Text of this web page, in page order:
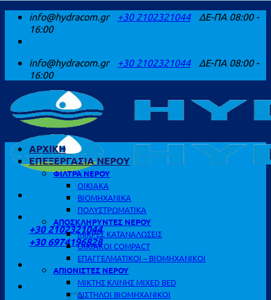
Μετάβαση
περιεχόμενο
info@hydracom.gr +30 2102321044
ΔΕ-ΠΑ 08:00 -
16:00
info@hydracom.gr +30 2102321044
ΔΕ-ΠΑ 08:00 -
16:00
ΚΑΛΕΣΤΕ ΜΑΣ
+30 2102321044
+30 6974196828
ΑΡΧΙΚΗ
ΕΠΕΞΕΡΓΑΣΙΑ ΝΕΡΟΥ
ΦΙΛΤΡΑ ΝΕΡΟΥ
ΟΙΚΙΑΚΑ
ΒΙΟΜΗΧΑΝΙΚΑ
ΠΟΛΥΣΤΡΩΜΑΤΙΚΑ
ΑΠΟΣΚΛΗΡΥΝΤΕΣ ΝΕΡΟΥ
ΜΙΚΡΕΣ ΚΑΤΑΝΑΛΩΣΕΙΣ
ΟΙΚΙΑΚΟΙ COMPACT
ΕΠΑΓΓΕΛΜΑΤΙΚΟΙ – ΒΙΟΜΗΧΑΝΙΚΟΙ
ΑΠΙΟΝΙΣΤΕΣ ΝΕΡΟΥ
ΜΙΚΤΗΣ ΚΛΙΝΗΣ MIXED BED
ΔΙΣΤΗΛΟΙ ΒΙΟΜΗΧΑΝΙΚΟΙ